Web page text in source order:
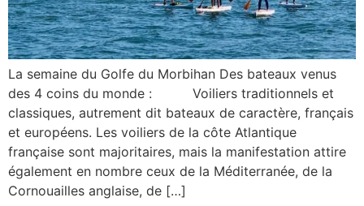
La semaine du Golfe du Morbihan Des bateaux venus
des 4 coins du monde : Voiliers traditionnels et
classiques, autrement dit bateaux de caractère, français
et européens. Les voiliers de la côte Atlantique
française sont majoritaires, mais la manifestation attire
également en nombre ceux de la Méditerranée, de la
Cornouailles anglaise, de […]